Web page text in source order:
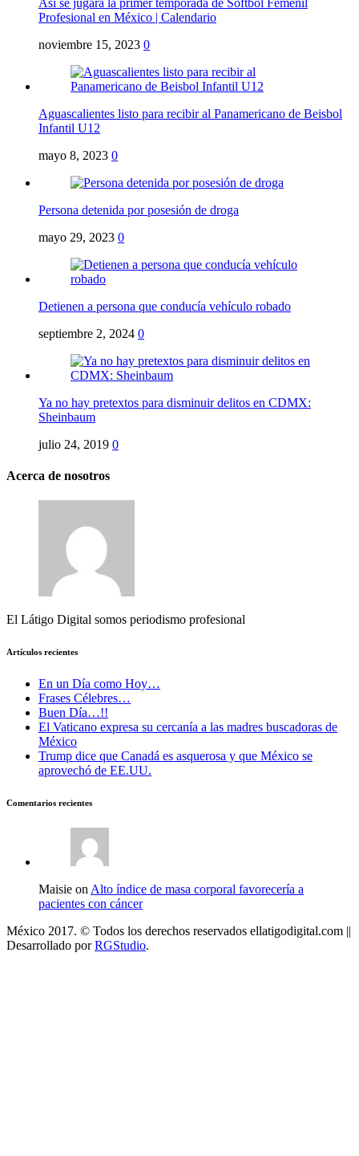
Profesional en México | Calendario
noviembre 15, 2023 0
Aguascalientes listo para recibir al Panamericano de Beisbol
Infantil U12
mayo 8, 2023 0
Persona detenida por posesión de droga
mayo 29, 2023 0
Detienen a persona que conducía vehículo robado
septiembre 2, 2024 0
Ya no hay pretextos para disminuir delitos en CDMX:
Sheinbaum
julio 24, 2019 0
Acerca de nosotros
El Látigo Digital somos periodismo profesional
Artículos recientes
En un Día como Hoy…
Frases Célebres…
Buen Día…!!
El Vaticano expresa su cercanía a las madres buscadoras de
México
Trump dice que Canadá es asquerosa y que México se
aprovechó de EE.UU.
Comentarios recientes
Maisie on Alto índice de masa corporal favorecería a
pacientes con cáncer
México 2017. © Todos los derechos reservados ellatigodigital.com ||
Desarrollado porRGStudio.